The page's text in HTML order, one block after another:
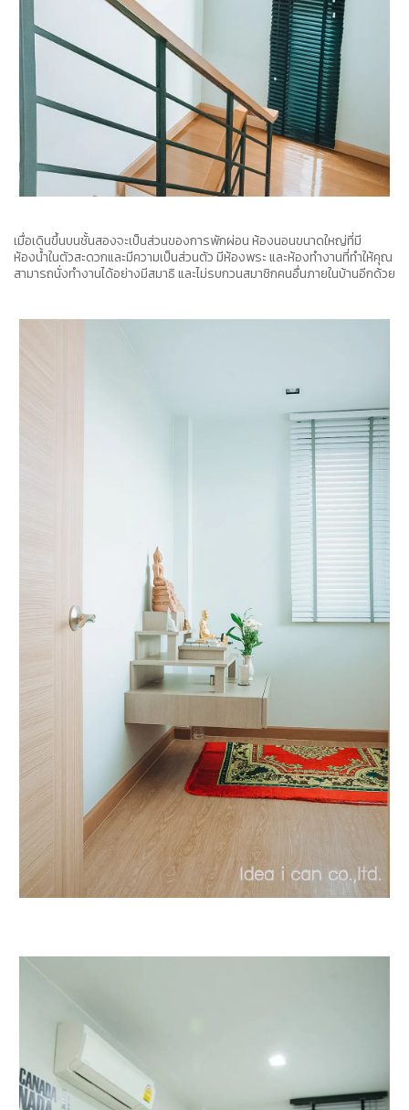
เมื่อเดินขึ้นบนชั้นสองจะเป็นส่วนของการพักผ่อน ห้องนอนขนาดใหญ่ที่มี
ห้องน้ำในตัวสะดวกและมีความเป็นส่วนตัว มีห้องพระ และห้องทำงานที่ทำให้คุณ
สามารถนั่งทำงานได้อย่างมีสมาธิ และไม่รบกวนสมาชิกคนอื่นภายในบ้านอีกด้วย